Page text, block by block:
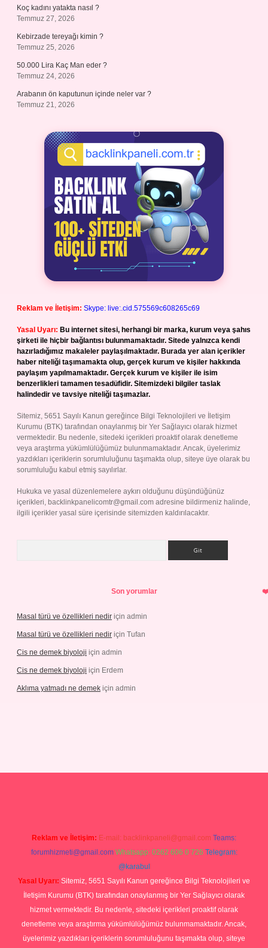
Koç kadını yatakta nasıl ?
Temmuz 27, 2026
Kebirzade tereyağı kimin ?
Temmuz 25, 2026
50.000 Lira Kaç Man eder ?
Temmuz 24, 2026
Arabanın ön kaputunun içinde neler var ?
Temmuz 21, 2026
Reklam ve İletişim: Skype: live:.cid.575569c608265c69
Yasal Uyarı: Bu internet sitesi, herhangi bir marka, kurum veya şahıs
şirketi ile hiçbir bağlantısı bulunmamaktadır. Sitede yalnızca kendi
hazırladığımız makaleler paylaşılmaktadır. Burada yer alan içerikler
haber niteliği taşımamakta olup, gerçek kurum ve kişiler hakkında
paylaşım yapılmamaktadır. Gerçek kurum ve kişiler ile isim
benzerlikleri tamamen tesadüfidir. Sitemizdeki bilgiler taslak
halindedir ve tavsiye niteliği taşımazlar.
Sitemiz, 5651 Sayılı Kanun gereğince Bilgi Teknolojileri ve İletişim
Kurumu (BTK) tarafından onaylanmış bir Yer Sağlayıcı olarak hizmet
vermektedir. Bu nedenle, sitedeki içerikleri proaktif olarak denetleme
veya araştırma yükümlülüğümüz bulunmamaktadır. Ancak, üyelerimiz
yazdıkları içeriklerin sorumluluğunu taşımakta olup, siteye üye olarak bu
sorumluluğu kabul etmiş sayılırlar.
Hukuka ve yasal düzenlemelere aykırı olduğunu düşündüğünüz
içerikleri, backlinkpanelicomtr@gmail.com adresine bildirmeniz halinde,
ilgili içerikler yasal süre içerisinde sitemizden kaldırılacaktır.
Son yorumlar
Masal türü ve özellikleri nedir için admin
Masal türü ve özellikleri nedir için Tufan
Cis ne demek biyoloji için admin
Cis ne demek biyoloji için Erdem
Aklıma yatmadı ne demek için admin
Reklam ve İletişim: E-mail: backlinkpaneli@gmail.com Teams:
forumhizmeti@gmail.com Whatsapp: 0262 606 0 726 Telegram:
@karabul
Yasal Uyarı: Sitemiz, 5651 Sayılı Kanun gereğince Bilgi Teknolojileri ve
İletişim Kurumu (BTK) tarafından onaylanmış bir Yer Sağlayıcı olarak
hizmet vermektedir. Bu nedenle, sitedeki içerikleri proaktif olarak
denetleme veya araştırma yükümlülüğümüz bulunmamaktadır. Ancak,
üyelerimiz yazdıkları içeriklerin sorumluluğunu taşımakta olup, siteye